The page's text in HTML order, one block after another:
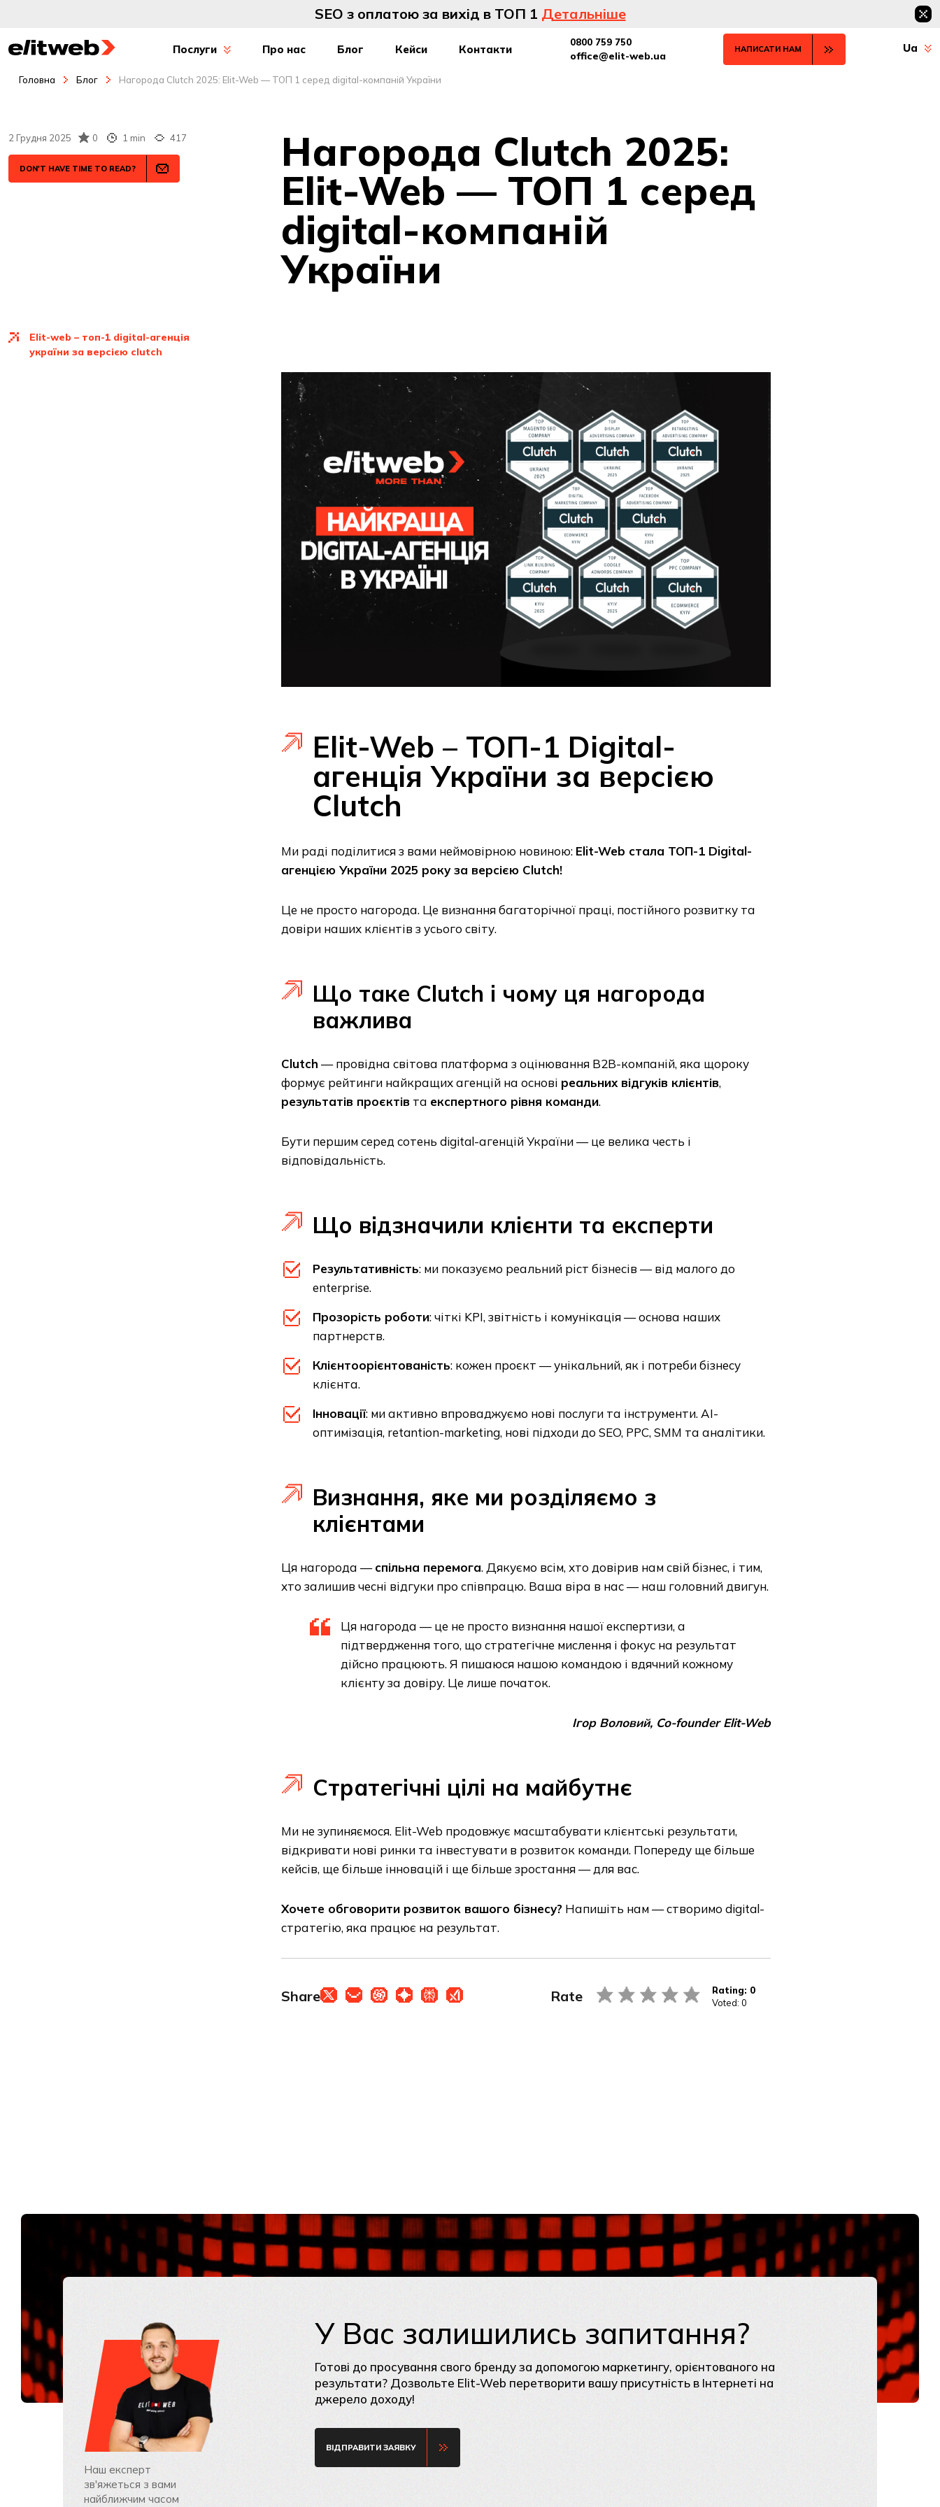
SEO з оплатою за вихід в ТОП 1 Детальніше
Послуги Про нас Блог Кейси Контакти
0800 759 750
office@elit-web.ua
НАПИСАТИ НАМ Ua
Головна Блог Нагорода Clutch 2025: Elit-Web — ТОП 1 серед digital-компаній України
2 Грудня 2025 0 1 min 417
DON'T HAVE TIME TO READ?
Нагорода Clutch 2025:
Elit-Web — ТОП 1 серед
digital-компаній
України
elit-web – топ-1 digital-агенція
україни за версією clutch
Elit-Web – ТОП-1 Digital-
агенція України за версією
Clutch
Ми раді поділитися з вами неймовірною новиною: Elit-Web стала ТОП-1 Digital-
агенцією України 2025 року за версією Clutch!
Це не просто нагорода. Це визнання багаторічної праці, постійного розвитку та
довіри наших клієнтів з усього світу.
Що таке Clutch і чому ця нагорода
важлива
Clutch — провідна світова платформа з оцінювання B2B-компаній, яка щороку
формує рейтинги найкращих агенцій на основі реальних відгуків клієнтів,
результатів проєктів та експертного рівня команди.
Бути першим серед сотень digital-агенцій України — це велика честь і
відповідальність.
Що відзначили клієнти та експерти
Результативність: ми показуємо реальний ріст бізнесів — від малого до
enterprise.
Прозорість роботи: чіткі KPI, звітність і комунікація — основа наших
партнерств.
Клієнтоорієнтованість: кожен проєкт — унікальний, як і потреби бізнесу
клієнта.
Інновації: ми активно впроваджуємо нові послуги та інструменти. AI-
оптимізація, retantion-marketing, нові підходи до SEO, PPC, SMM та аналітики.
Визнання, яке ми розділяємо з
клієнтами
Ця нагорода —спільна перемога. Дякуємо всім, хто довірив нам свій бізнес, і тим,
хто залишив чесні відгуки про співпрацю. Ваша віра в нас — наш головний двигун.
Ця нагорода — це не просто визнання нашої експертизи, а
підтвердження того, що стратегічне мислення і фокус на результат
дійсно працюють. Я пишаюся нашою командою і вдячний кожному
клієнту за довіру. Це лише початок.
Ігор Воловий, Co-founder Elit-Web
Стратегічні цілі на майбутнє
Ми не зупиняємося. Elit-Web продовжує масштабувати клієнтські результати,
відкривати нові ринки та інвестувати в розвиток команди. Попереду ще більше
кейсів, ще більше інновацій і ще більше зростання — для вас.
Хочете обговорити розвиток вашого бізнесу? Напишіть нам — створимо digital-
стратегію, яка працює на результат.
Share Rate Rating: 0
Voted: 0
Наш експерт
зв'яжеться з вами
найближчим часом
У Вас залишились запитання?
Готові до просування свого бренду за допомогою маркетингу, орієнтованого на
результати? Дозвольте Elit-Web перетворити вашу присутність в Інтернеті на
джерело доходу!
ВІДПРАВИТИ ЗАЯВКУ